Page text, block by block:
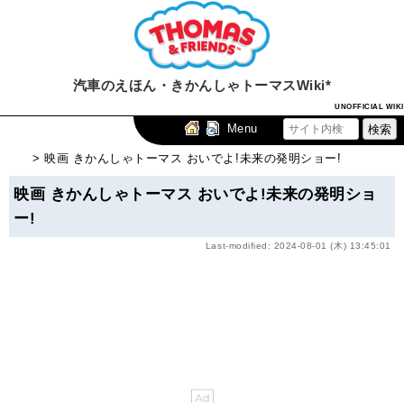
汽車のえほん・きかんしゃトーマスWiki*
UNOFFICIAL WIKI
Menu
> 映画 きかんしゃトーマス おいでよ!未来の発明ショー!
映画 きかんしゃトーマス おいでよ!未来の発明ショ
ー!
Last-modified: 2024-08-01 (木) 13:45:01